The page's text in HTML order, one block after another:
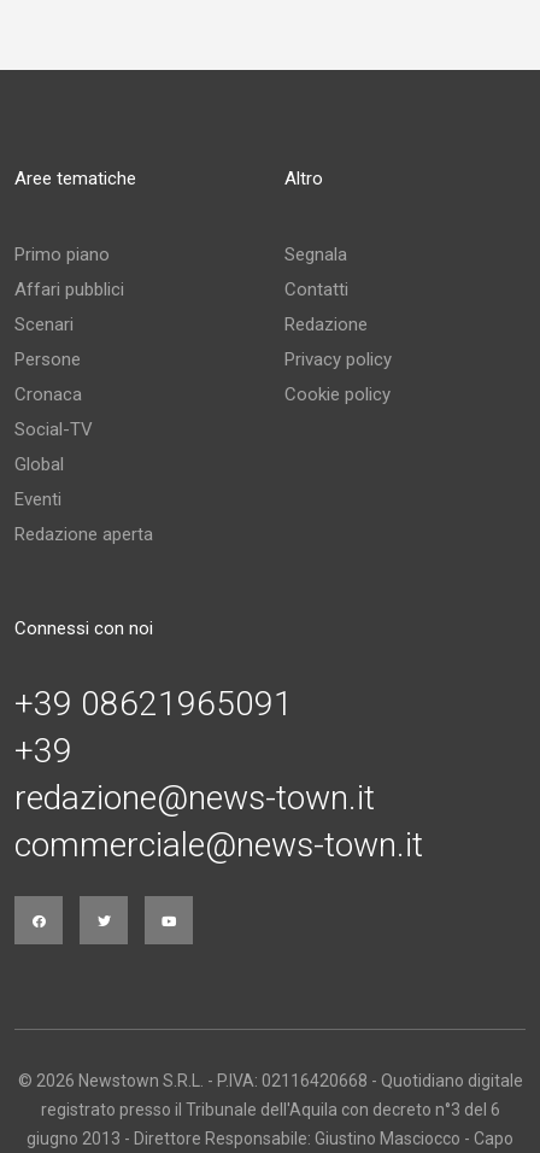
Aree tematiche
Primo piano
Affari pubblici
Scenari
Persone
Cronaca
Social-TV
Global
Eventi
Redazione aperta
Altro
Segnala
Contatti
Redazione
Privacy policy
Cookie policy
Connessi con noi
+39 08621965091
+39
redazione@news-town.it
commerciale@news-town.it
© 2026 Newstown S.R.L. - P.IVA: 02116420668 - Quotidiano digitale
registrato presso il Tribunale dell'Aquila con decreto n°3 del 6
giugno 2013 - Direttore Responsabile: Giustino Masciocco - Capo